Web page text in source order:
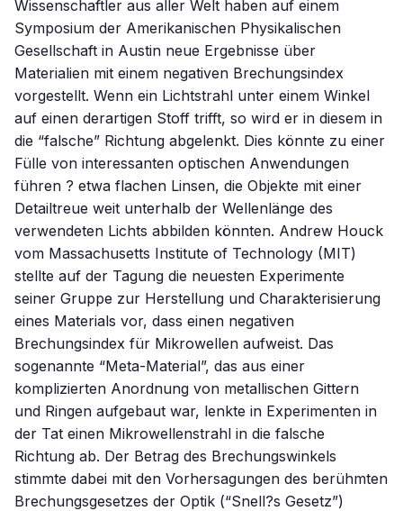
Wissenschaftler aus aller Welt haben auf einem
Symposium der Amerikanischen Physikalischen
Gesellschaft in Austin neue Ergebnisse über
Materialien mit einem negativen Brechungsindex
vorgestellt. Wenn ein Lichtstrahl unter einem Winkel
auf einen derartigen Stoff trifft, so wird er in diesem in
die “falsche” Richtung abgelenkt. Dies könnte zu einer
Fülle von interessanten optischen Anwendungen
führen ? etwa flachen Linsen, die Objekte mit einer
Detailtreue weit unterhalb der Wellenlänge des
verwendeten Lichts abbilden könnten. Andrew Houck
vom Massachusetts Institute of Technology (MIT)
stellte auf der Tagung die neuesten Experimente
seiner Gruppe zur Herstellung und Charakterisierung
eines Materials vor, dass einen negativen
Brechungsindex für Mikrowellen aufweist. Das
sogenannte “Meta-Material”, das aus einer
komplizierten Anordnung von metallischen Gittern
und Ringen aufgebaut war, lenkte in Experimenten in
der Tat einen Mikrowellenstrahl in die falsche
Richtung ab. Der Betrag des Brechungswinkels
stimmte dabei mit den Vorhersagungen des berühmten
Brechungsgesetzes der Optik (“Snell?s Gesetz”)